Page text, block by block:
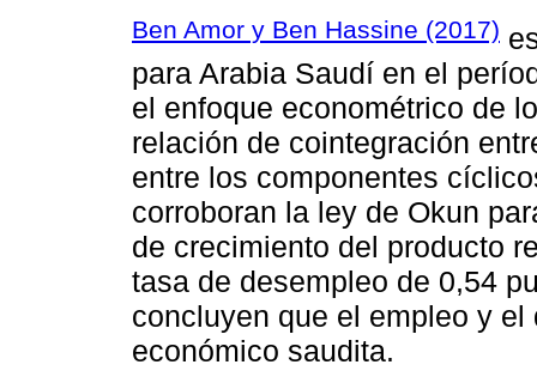
Ben Amor y Ben Hassine (2017)
para Arabia Saudí en el
el enfoque econométrico de
relación de cointegración
entre los componentes
corroboran la ley de Okun
de crecimiento del producto
tasa de desempleo de 0,54
concluyen que el empleo y
económico saudita.